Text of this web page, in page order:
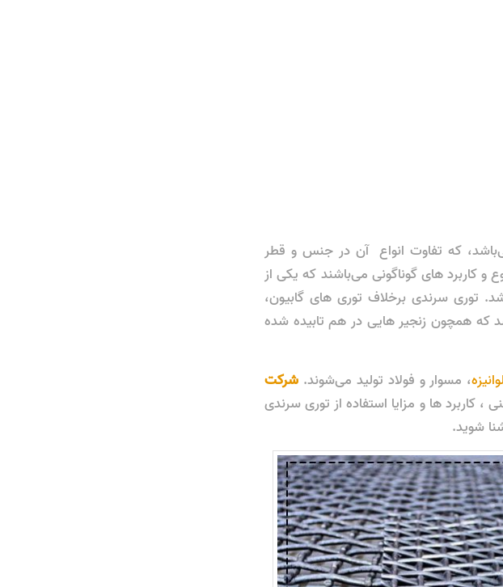
که تفاوت انواع آن در جنس و قطر
کاربرد های گوناگونی می‌باشند که یکی از
توری سرندی برخلاف توری های گابیون،
همچون زنجیر هایی در هم تابیده شده
، مسوار و فولاد تولید می‌شوند. شرکت
ها و مزایا استفاده از توری سرندی
شوید.